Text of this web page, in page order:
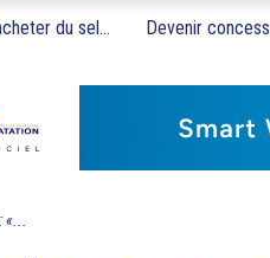
du sel... Devenir
«...